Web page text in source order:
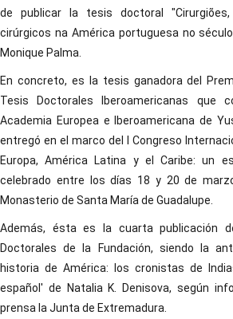
de publicar la tesis doctoral
cirúrgicos na América portuguesa no
Monique Palma.
En concreto, es la tesis ganadora del
Tesis Doctorales Iberoamericanas que
Academia Europea e Iberoamericana de
entregó en el marco del I Congreso
Europa, América Latina y el Caribe: un
celebrado entre los días 18 y 20 de
Monasterio de Santa María de Guadalupe.
Además, ésta es la cuarta publicación
Doctorales de la Fundación, siendo la
historia de América: los cronistas de
español' de Natalia K. Denisova, según
prensa la Junta de Extremadura.